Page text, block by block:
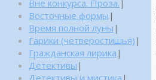
Вне конкурса. Проза. |
Восточные формы |
Время полной луны |
Гарики (четверостишья) |
Гражданская лирика |
Детективы |
Детективы и мистика |